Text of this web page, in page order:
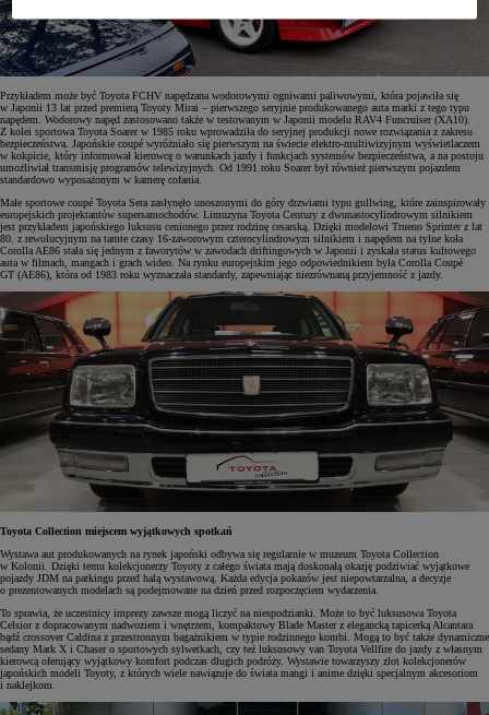
Przykładem może być Toyota FCHV napędzana wodorowymi ogniwami paliwowymi, która pojawiła się
w Japonii 13 lat przed premierą Toyoty Mirai – pierwszego seryjnie produkowanego auta marki z tego typu
napędem. Wodorowy napęd zastosowano także w testowanym w Japonii modelu RAV4 Funcruiser (XA10).
Z kolei sportowa Toyota Soarer w 1985 roku wprowadziła do seryjnej produkcji nowe rozwiązania z zakresu
bezpieczeństwa. Japońskie coupé wyróżniało się pierwszym na świecie elektro-multiwizyjnym wyświetlaczem
w kokpicie, który informował kierowcę o warunkach jazdy i funkcjach systemów bezpieczeństwa, a na postoju
umożliwiał transmisję programów telewizyjnych. Od 1991 roku Soarer był również pierwszym pojazdem
standardowo wyposażonym w kamerę cofania.
Małe sportowe coupé Toyota Sera zasłynęło unoszonymi do góry drzwiami typu gullwing, które zainspirowały
europejskich projektantów supersamochodów. Limuzyna Toyota Century z dwunastocylindrowym silnikiem
jest przykładem japońskiego luksusu cenionego przez rodzinę cesarską. Dzięki modelowi Trueno Sprinter z lat
80. z rewolucyjnym na tamte czasy 16-zaworowym czterocylindrowym silnikiem i napędem na tylne koła
Corolla AE86 stała się jednym z faworytów w zawodach driftingowych w Japonii i zyskała status kultowego
auta w filmach, mangach i grach wideo. Na rynku europejskim jego odpowiednikiem była Corolla Coupé
GT (AE86), która od 1983 roku wyznaczała standardy, zapewniając niezrównaną przyjemność z jazdy.
Toyota Collection miejscem wyjątkowych spotkań
Wystawa aut produkowanych na rynek japoński odbywa się regularnie w muzeum Toyota Collection
w Kolonii. Dzięki temu kolekcjonerzy Toyoty z całego świata mają doskonałą okazję podziwiać wyjątkowe
pojazdy JDM na parkingu przed halą wystawową. Każda edycja pokazów jest niepowtarzalna, a decyzje
o prezentowanych modelach są podejmowane na dzień przed rozpoczęciem wydarzenia.
To sprawia, że uczestnicy imprezy zawsze mogą liczyć na niespodzianki. Może to być luksusowa Toyota
Celsior z dopracowanym nadwoziem i wnętrzem, kompaktowy Blade Master z elegancką tapicerką Alcantara
bądź crossover Caldina z przestronnym bagażnikiem w typie rodzinnego kombi. Mogą to być także dynamiczne
sedany Mark X i Chaser o sportowych sylwetkach, czy też luksusowy van Toyota Vellfire do jazdy z własnym
kierowcą oferujący wyjątkowy komfort podczas długich podróży. Wystawie towarzyszy zlot kolekcjonerów
japońskich modeli Toyoty, z których wiele nawiązuje do świata mangi i anime dzięki specjalnym akcesoriom
i naklejkom.